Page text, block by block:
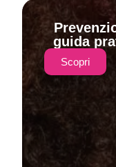
guida
Scopri